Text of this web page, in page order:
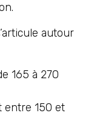
autour
165 à 270
entre 150 et